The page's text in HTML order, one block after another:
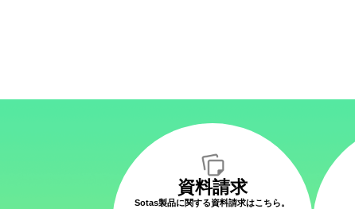
資料請求
Sotas製品に関する資料請求はこちら。